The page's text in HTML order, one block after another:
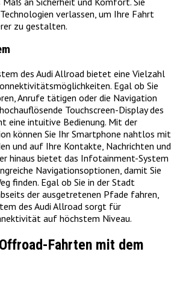
verlassen, um Ihre Fahrt
zu gestalten.
des Audi Allroad bietet eine Vielzahl
Egal ob Sie
Anrufe tätigen oder die Navigation
Touchscreen-Display des
eine intuitive Bedienung. Mit der
können Sie Ihr Smartphone nahtlos mit
und auf Ihre Kontakte, Nachrichten und
hinaus bietet das Infotainment-System
Navigationsoptionen, damit Sie
finden. Egal ob Sie in der Stadt
der ausgetretenen Pfade fahren,
des Audi Allroad sorgt für
auf höchstem Niveau.
Fahrten mit dem